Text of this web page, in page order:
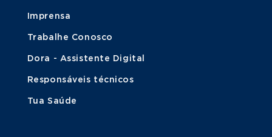
Imprensa
Trabalhe Conosco
Dora - Assistente Digital
Responsáveis técnicos
Tua Saúde